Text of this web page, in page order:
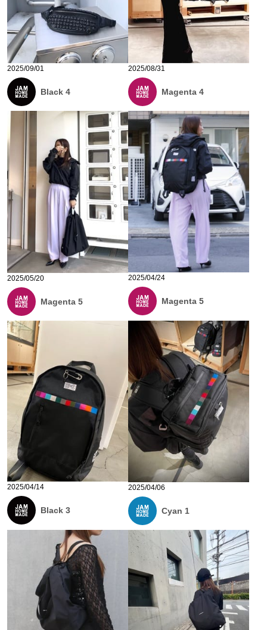
2025/09/01
Black 4
2025/08/31
Magenta 4
2025/05/20
Magenta 5
2025/04/24
Magenta 5
2025/04/14
Black 3
2025/04/06
Cyan 1